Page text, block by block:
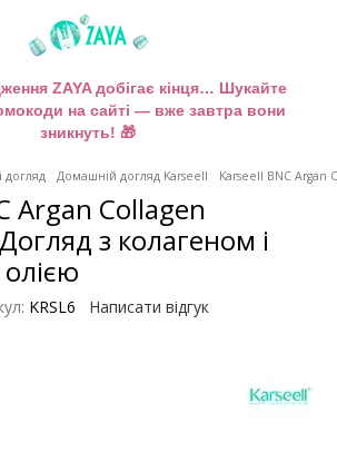
ZAYA добігає кінця… Шукайте
на сайті — вже завтра вони
зникнуть! 🎁
Домашній догляд Karseell Karseell BNC
Argan Collagen
з колагеном і
KRSL6 Написати відгук